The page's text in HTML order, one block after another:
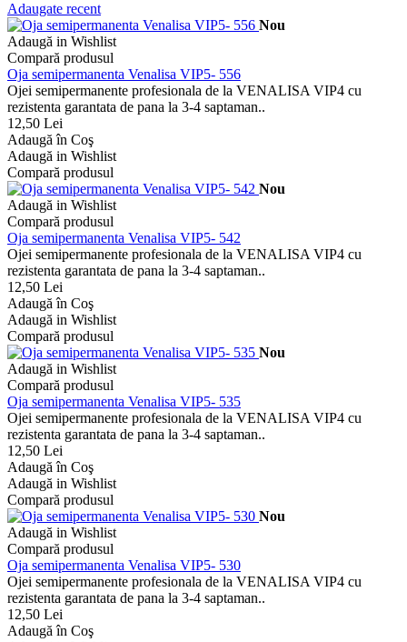
Adaugate recent
Nou
Adaugă in Wishlist
Compară produsul
Oja semipermanenta Venalisa VIP5- 556
Ojei semipermanente profesionala de la VENALISA VIP4 cu
rezistenta garantata de pana la 3-4 saptaman..
12,50 Lei
Adaugă în Coş
Adaugă in Wishlist
Compară produsul
Nou
Adaugă in Wishlist
Compară produsul
Oja semipermanenta Venalisa VIP5- 542
Ojei semipermanente profesionala de la VENALISA VIP4 cu
rezistenta garantata de pana la 3-4 saptaman..
12,50 Lei
Adaugă în Coş
Adaugă in Wishlist
Compară produsul
Nou
Adaugă in Wishlist
Compară produsul
Oja semipermanenta Venalisa VIP5- 535
Ojei semipermanente profesionala de la VENALISA VIP4 cu
rezistenta garantata de pana la 3-4 saptaman..
12,50 Lei
Adaugă în Coş
Adaugă in Wishlist
Compară produsul
Nou
Adaugă in Wishlist
Compară produsul
Oja semipermanenta Venalisa VIP5- 530
Ojei semipermanente profesionala de la VENALISA VIP4 cu
rezistenta garantata de pana la 3-4 saptaman..
12,50 Lei
Adaugă în Coş